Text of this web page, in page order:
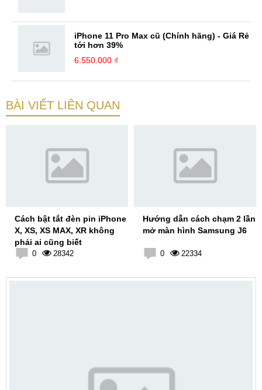
iPhone 11 Pro Max cũ (Chính hãng) - Giá Rẻ
tới hơn 39%
6.550.000 ₫
BÀI VIẾT LIÊN QUAN
Cách bật tắt đèn pin iPhone
X, XS, XS MAX, XR không
phải ai cũng biết
0 28342
Hướng dẫn cách chạm 2 lần
mở màn hình Samsung J6
0 22334